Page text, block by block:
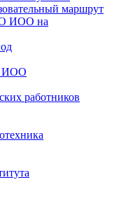
маршрут
ИОО на
ИОО
работников